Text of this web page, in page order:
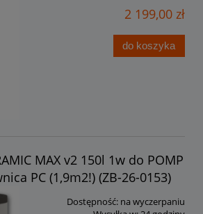
2 199,00 zł
do koszyka
MAX v2 150l 1w do POMP
PC (1,9m2!) (ZB-26-0153)
Dostępność: na wyczerpaniu